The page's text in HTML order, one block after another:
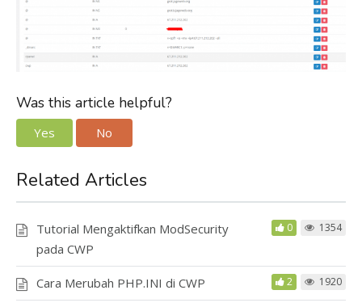
Was this article helpful?
Yes No
Related Articles
Tutorial Mengaktifkan ModSecurity
pada CWP
0 1354
Cara Merubah PHP.INI di CWP 2 1920